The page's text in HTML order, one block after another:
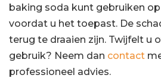
baking soda kunt gebruiken
voordat u het toepast. De
terug te draaien zijn. Twijfelt u
gebruik? Neem dan contact
professioneel advies.